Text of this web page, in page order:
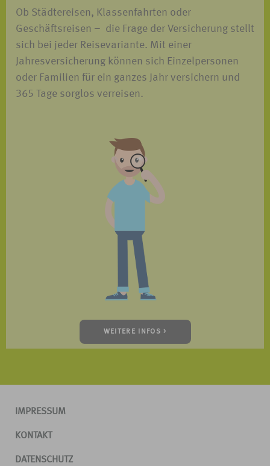
Ob Städtereisen, Klassenfahrten oder
Geschäftsreisen – die Frage der Versicherung stellt
sich bei jeder Reisevariante. Mit einer
Jahresversicherung können sich Einzelpersonen
oder Familien für ein ganzes Jahr versichern und
365 Tage sorglos verreisen.
WEITERE INFOS >
IMPRESSUM
KONTAKT
DATENSCHUTZ